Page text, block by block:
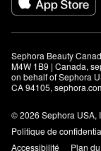
Sephora Beauty
M4W 1B9 | Canada,
on behalf of Sephora
CA 94105,
© 2026 Sephora USA,
Politique de
Accessibilité
Plan